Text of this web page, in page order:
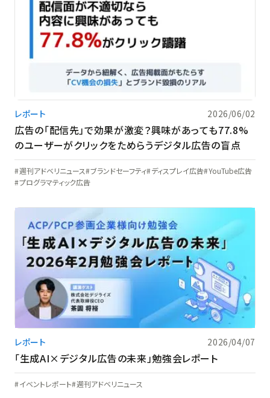
レポート 2026/06/02
広告の「配信先」で効果が激変？興味があっても77.8%
のユーザーがクリックをためらうデジタル広告の盲点
週刊アドベリニュース ブランドセーフティ ディスプレイ広告 YouTube広告
プログラマティック広告
レポート 2026/04/07
「生成AI×デジタル広告の未来」勉強会レポート
イベントレポート 週刊アドベリニュース